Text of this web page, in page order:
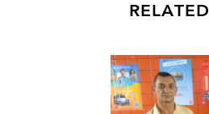
RELATED